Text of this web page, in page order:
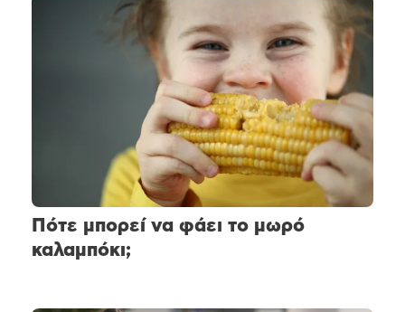
Πότε μπορεί να φάει το μωρό
καλαμπόκι;